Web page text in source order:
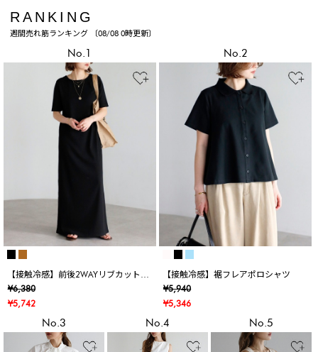
RANKING
週間売れ筋ランキング 〔08/08 0時更新〕
No.1
【接触冷感】前後2WAYリブカットワ
ンピース
¥6,380
¥5,742
No.2
【接触冷感】裾フレアポロシャツ
¥5,940
¥5,346
No.3 No.4 No.5